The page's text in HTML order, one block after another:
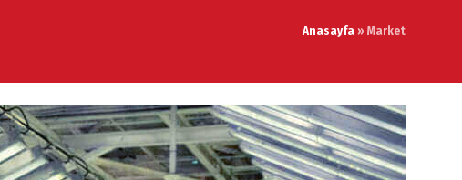
Anasayfa » Market